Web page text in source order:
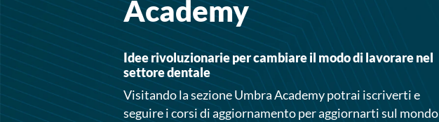
Academy
Idee rivoluzionarie per cambiare il modo di lavorare nel
settore dentale
Visitando la sezione Umbra Academy potrai iscriverti e
seguire i corsi di aggiornamento per aggiornarti sul mondo